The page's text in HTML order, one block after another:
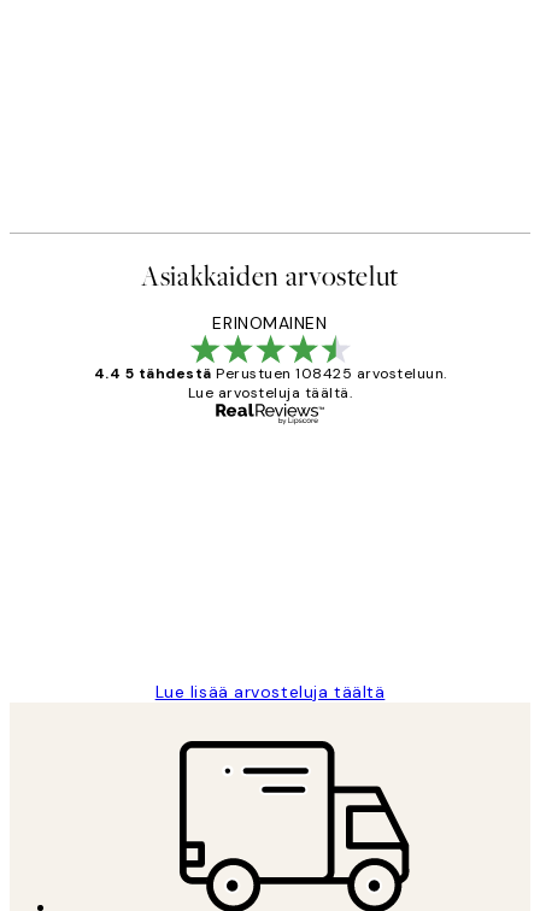
Asiakkaiden arvostelut
ERINOMAINEN
4.4 5 tähdestä Perustuen 108425 arvosteluun.
Lue arvosteluja täältä.
Lue lisää arvosteluja täältä